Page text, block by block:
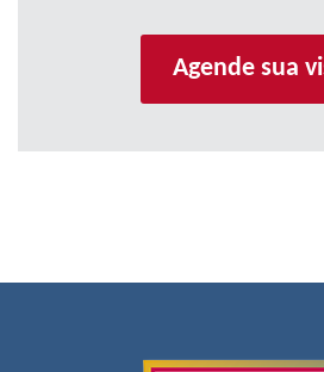
Agende sua